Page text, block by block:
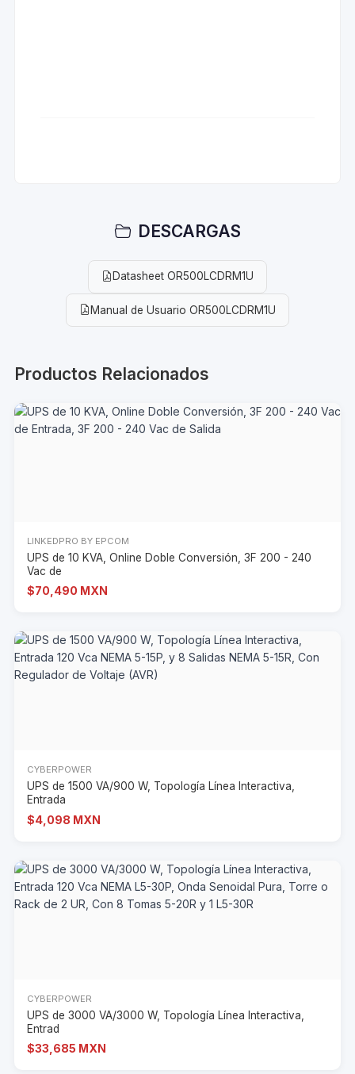
DESCARGAS
Datasheet OR500LCDRM1U
Manual de Usuario OR500LCDRM1U
Productos Relacionados
LINKEDPRO BY EPCOM
UPS de 10 KVA, Online Doble Conversión, 3F 200 - 240
Vac de
$70,490 MXN
CYBERPOWER
UPS de 1500 VA/900 W, Topología Línea Interactiva,
Entrada
$4,098 MXN
CYBERPOWER
UPS de 3000 VA/3000 W, Topología Línea Interactiva,
Entrad
$33,685 MXN